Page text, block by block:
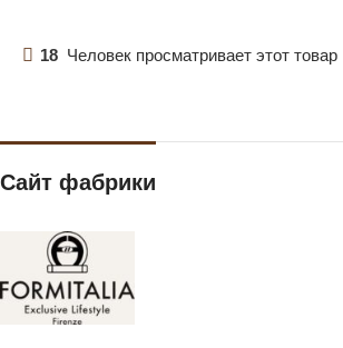
18 Человек просматривает этот товар
Сайт фабрики